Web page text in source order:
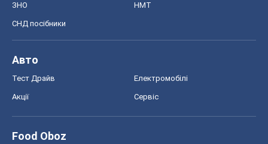
ЗНО НМТ
СНД посібники
Авто
Тест Драйв Електромобілі
Акції Сервіс
Food Oboz